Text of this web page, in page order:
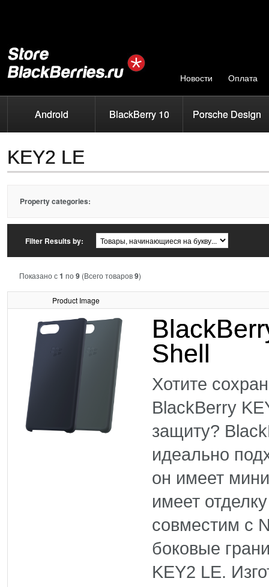
Новости Оплата
Android BlackBerry 10 Porsche Design
KEY2 LE
Property categories:
Filter Results by:
Показано с1 по9 (Всего товаров9)
Product Image
Shell
Хотите
BlackBerry
защиту?
идеально
он имеет
имеет
совместим с
боковые
KEY2 LE.